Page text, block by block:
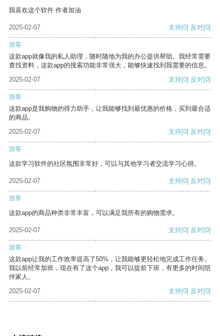
我喜欢这个软件 作者加油
2025-02-07 支持[0] 反对[0]
游客
这款app就像我的私人助理，随时随地为我的办公提供帮助。我经常需要
查找资料，这款app的搜索功能非常强大，能够快速找到我需要的信息。
2025-02-07
支持[0] 反对[0]
游客
这款app是我购物的得力助手，让我能够找到最优惠的价格，买到最合适
的商品。
2025-02-07
支持[0] 反对[0]
游客
这款学习软件的社区氛围非常好，可以与其他学习者交流学习心得。
2025-02-07 支持[0] 反对[0]
游客
这款app的商品种类非常丰富，可以满足我所有的购物需求。
2025-02-07 支持[0] 反对[0]
游客
这款app让我的工作效率提高了50%，让我能够更轻松地完成工作任务。
我以前经常加班，现在有了这个app，我可以提前下班，有更多的时间陪
伴家人。
2025-02-07
支持[0] 反对[0]